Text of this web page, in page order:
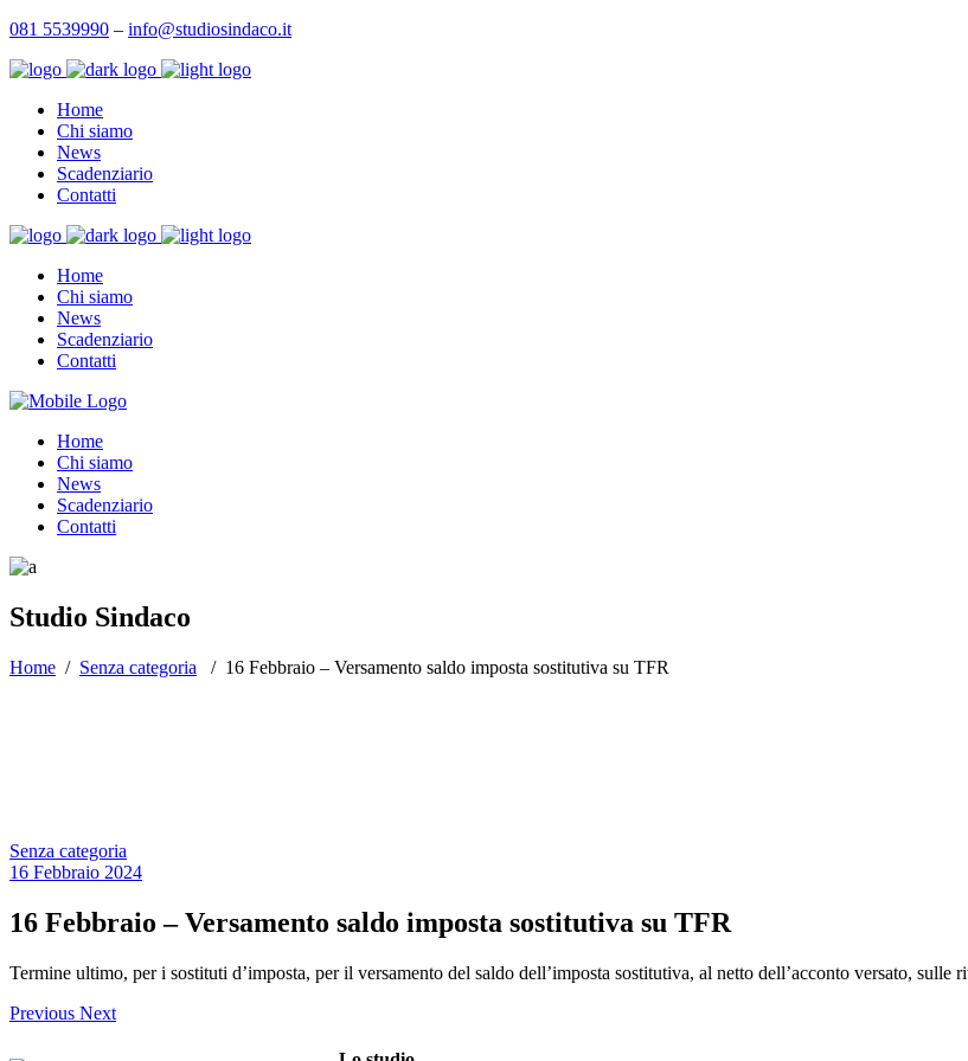
081 5539990 – info@studiosindaco.it
Home
Chi siamo
News
Scadenziario
Contatti
Home
Chi siamo
News
Scadenziario
Contatti
Home
Chi siamo
News
Scadenziario
Contatti
Studio Sindaco
Home / Senza categoria / 16 Febbraio – Versamento saldo imposta sostitutiva su TFR
Senza categoria
16 Febbraio 2024
16 Febbraio – Versamento saldo imposta sostitutiva su TFR
Termine ultimo, per i sostituti d’imposta, per il versamento del saldo dell’imposta sostitutiva, al netto dell’acconto versato,
Previous Next